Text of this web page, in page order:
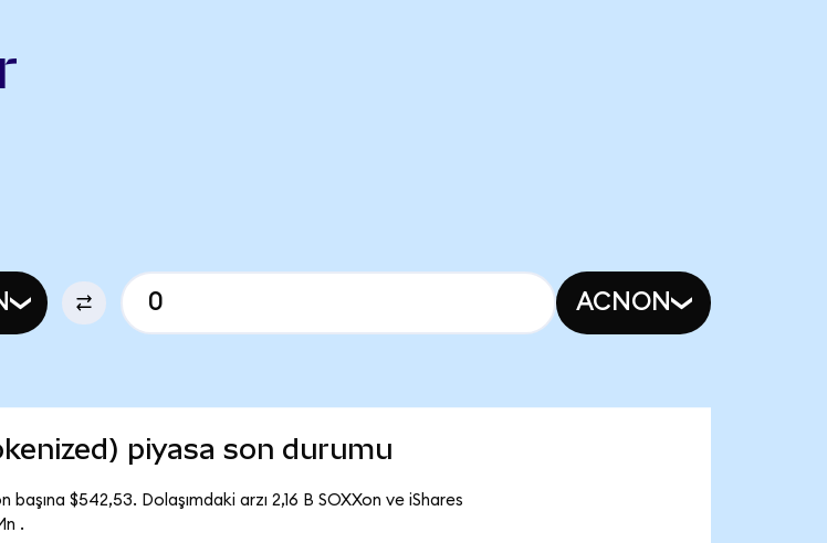
ACNON
piyasa son durumu
$542,53. Dolaşımdaki arzı 2,16 B SOXXon ve iShares
.